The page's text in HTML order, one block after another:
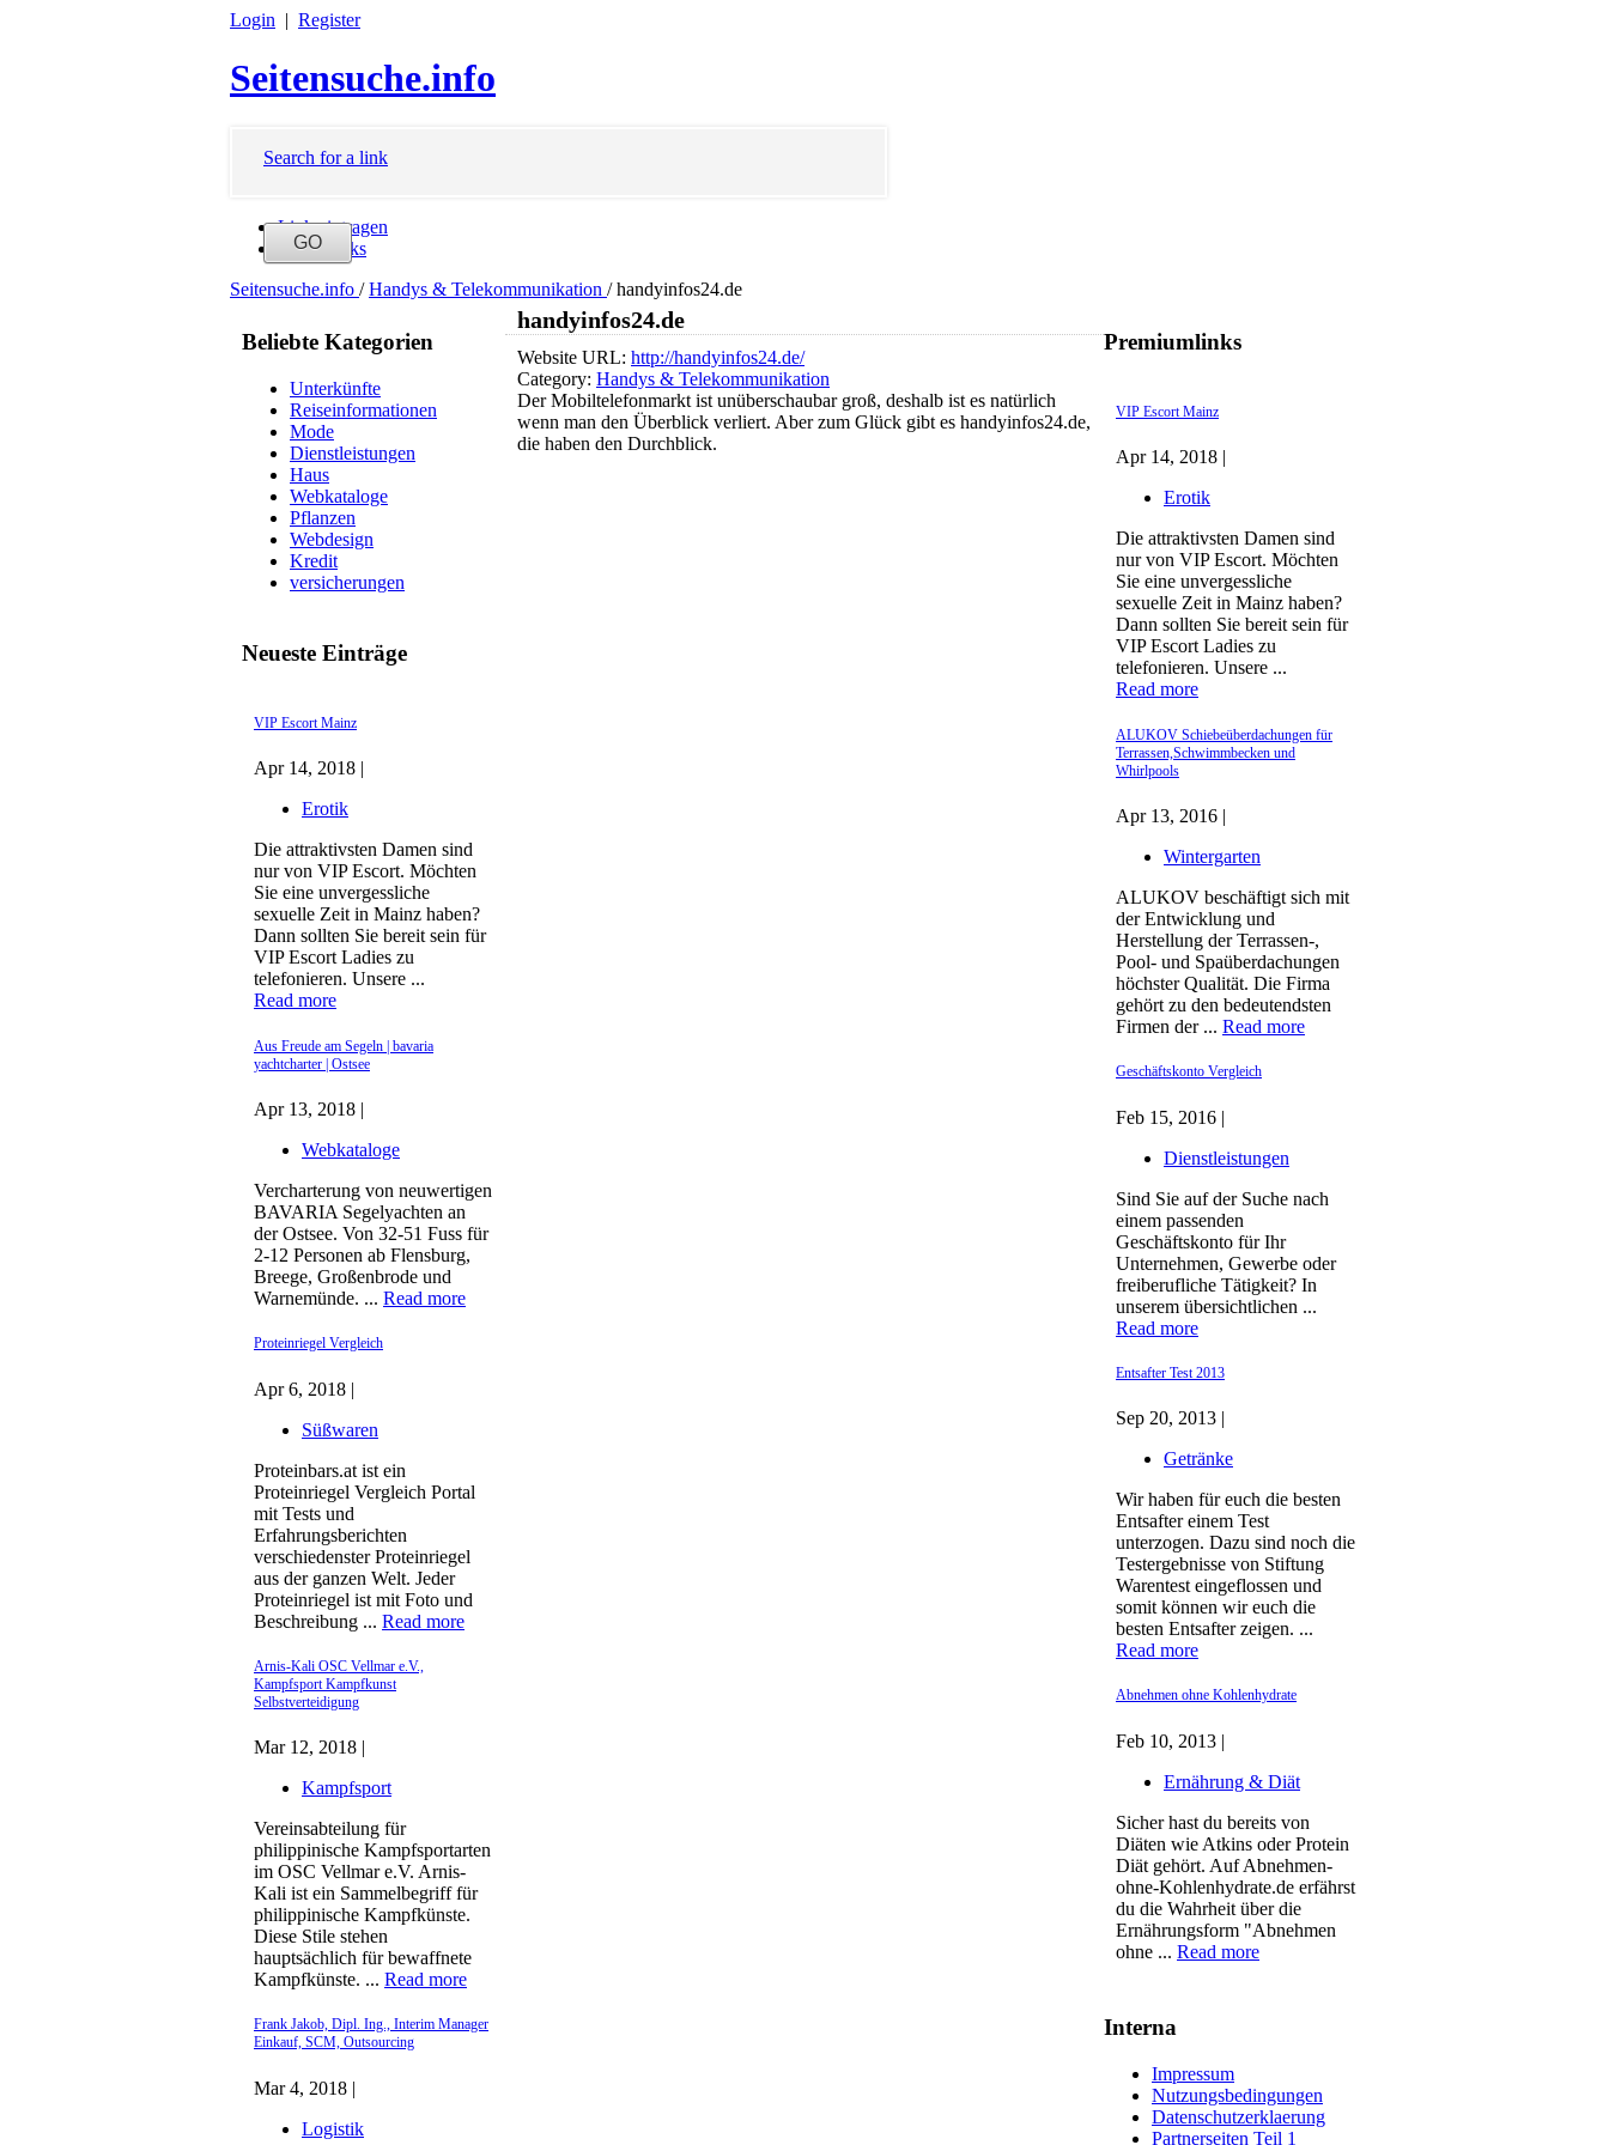
Login | Register
Seitensuche.info
Search for a link
Link eintragen
Neue Links
Seitensuche.info / Handys & Telekommunikation / handyinfos24.de
Beliebte Kategorien
Unterkünfte
Reiseinformationen
Mode
Dienstleistungen
Haus
Webkataloge
Pflanzen
Webdesign
Kredit
versicherungen
Neueste Einträge
VIP Escort Mainz
Apr 14, 2018 |
Erotik
Die attraktivsten Damen sind
nur von VIP Escort. Möchten
Sie eine unvergessliche
sexuelle Zeit in Mainz haben?
Dann sollten Sie bereit sein für
VIP Escort Ladies zu
telefonieren. Unsere ...
Read more
Aus Freude am Segeln | bavaria
yachtcharter | Ostsee
Apr 13, 2018 |
Webkataloge
Vercharterung von neuwertigen
BAVARIA Segelyachten an
der Ostsee. Von 32-51 Fuss für
2-12 Personen ab Flensburg,
Breege, Großenbrode und
Warnemünde. ... Read more
Proteinriegel Vergleich
Apr 6, 2018 |
Süßwaren
Proteinbars.at ist ein
Proteinriegel Vergleich Portal
mit Tests und
Erfahrungsberichten
verschiedenster Proteinriegel
aus der ganzen Welt. Jeder
Proteinriegel ist mit Foto und
Beschreibung ... Read more
Arnis-Kali OSC Vellmar e.V.,
Kampfsport Kampfkunst
Selbstverteidigung
Mar 12, 2018 |
Kampfsport
Vereinsabteilung für
philippinische Kampfsportarten
im OSC Vellmar e.V. Arnis-
Kali ist ein Sammelbegriff für
philippinische Kampfkünste.
Diese Stile stehen
hauptsächlich für bewaffnete
Kampfkünste. ... Read more
Frank Jakob, Dipl. Ing., Interim Manager
Einkauf, SCM, Outsourcing
Mar 4, 2018 |
Logistik
Premiumlinks
VIP Escort Mainz
Apr 14, 2018 |
Erotik
Die attraktivsten Damen sind
nur von VIP Escort. Möchten
Sie eine unvergessliche
sexuelle Zeit in Mainz haben?
Dann sollten Sie bereit sein für
VIP Escort Ladies zu
telefonieren. Unsere ...
Read more
ALUKOV Schiebeüberdachungen für
Terrassen,Schwimmbecken und
Whirlpools
Apr 13, 2016 |
Wintergarten
ALUKOV beschäftigt sich mit
der Entwicklung und
Herstellung der Terrassen-,
Pool- und Spaüberdachungen
höchster Qualität. Die Firma
gehört zu den bedeutendsten
Firmen der ... Read more
Geschäftskonto Vergleich
Feb 15, 2016 |
Dienstleistungen
Sind Sie auf der Suche nach
einem passenden
Geschäftskonto für Ihr
Unternehmen, Gewerbe oder
freiberufliche Tätigkeit? In
unserem übersichtlichen ...
Read more
Entsafter Test 2013
Sep 20, 2013 |
Getränke
Wir haben für euch die besten
Entsafter einem Test
unterzogen. Dazu sind noch die
Testergebnisse von Stiftung
Warentest eingeflossen und
somit können wir euch die
besten Entsafter zeigen. ...
Read more
Abnehmen ohne Kohlenhydrate
Feb 10, 2013 |
Ernährung & Diät
Sicher hast du bereits von
Diäten wie Atkins oder Protein
Diät gehört. Auf Abnehmen-
ohne-Kohlenhydrate.de erfährst
du die Wahrheit über die
Ernährungsform "Abnehmen
ohne ... Read more
Interna
Impressum
Nutzungsbedingungen
Datenschutzerklaerung
Partnerseiten Teil 1
handyinfos24.de
Website URL: http://handyinfos24.de/
Category: Handys & Telekommunikation
Der Mobiltelefonmarkt ist unüberschaubar groß, deshalb ist es natürlich
wenn man den Überblick verliert. Aber zum Glück gibt es handyinfos24.de,
die haben den Durchblick.